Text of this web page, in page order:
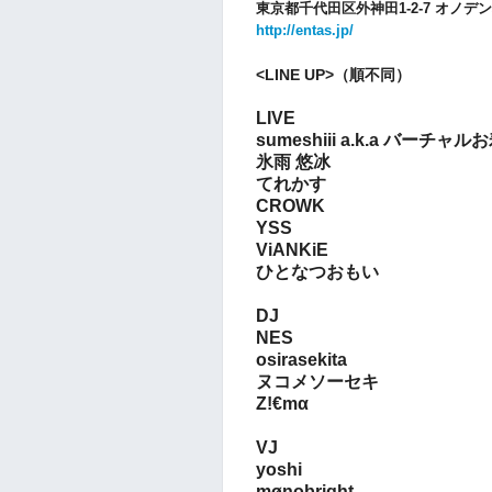
東京都千代田区外神田1-2-7 オノデ
http://entas.jp/
<LINE UP>（順不同）
LIVE
sumeshiii a.k.a バーチャルお
氷雨 悠冰
てれかす
CROWK
YSS
ViANKiE
ひとなつおもい
DJ
NES
osirasekita
ヌコメソーセキ
Z!€mα
VJ
yoshi